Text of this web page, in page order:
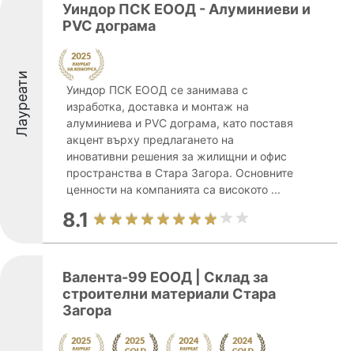
Лауреати
Уиндор ПСК ЕООД - Алуминиеви и
PVC дограма
Уиндор ПСК ЕООД се занимава с
изработка, доставка и монтаж на
алуминиева и PVC дограма, като поставя
акцент върху предлагането на
иновативни решения за жилищни и офис
пространства в Стара Загора. Основните
ценности на компанията са високото ...
8.1
Валента-99 ЕООД | Склад за
строителни материали Стара
Загора